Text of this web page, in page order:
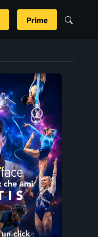
Prime